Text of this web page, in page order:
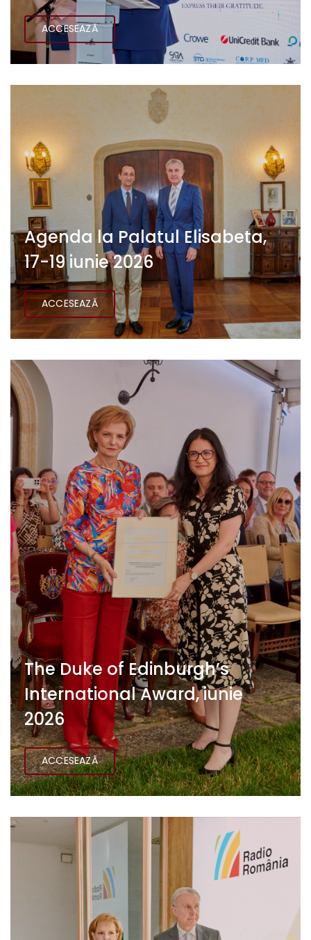
ACCESEAZĂ
Agenda la Palatul Elisabeta,
17-19 iunie 2026
ACCESEAZĂ
The Duke of Edinburgh’s
International Award, iunie
2026
ACCESEAZĂ